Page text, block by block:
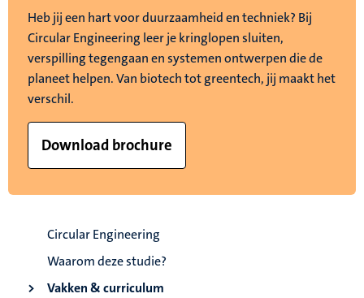
Heb jij een hart voor duurzaamheid en techniek? Bij
Circular Engineering leer je kringlopen sluiten,
verspilling tegengaan en systemen ontwerpen die de
planeet helpen. Van biotech tot greentech, jij maakt het
verschil.
Download brochure
Circular Engineering
Waarom deze studie?
Vakken & curriculum